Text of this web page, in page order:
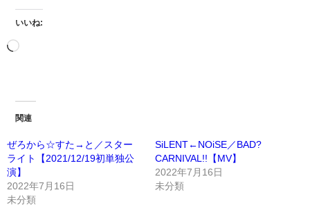
いいね:
関連
ぜろから☆すた→と／スター
ライト【2021/12/19初単独公
演】
2022年7月16日
未分類
SiLENT←NOiSE／BAD?
CARNIVAL!!【MV】
2022年7月16日
未分類